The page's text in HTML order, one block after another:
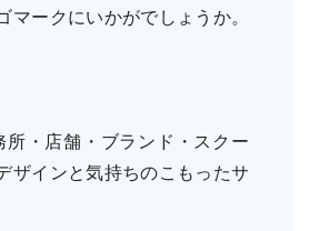
ークにいかがでしょうか。
・店舗・ブランド・スクー
ザインと気持ちのこもったサ